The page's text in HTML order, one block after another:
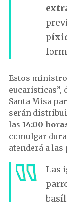
Estos
eucarísticas”,
Santa Misa
serán
las 14:00
comulgar
atenderá a las
Las